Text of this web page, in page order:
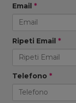
Email *
Ripeti Email *
Telefono *